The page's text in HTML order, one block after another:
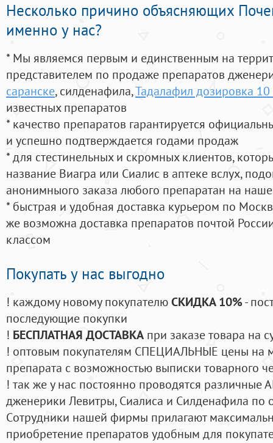
Несколько причино объясняющих
именно у нас?
* Мы являемся первым и единственным на
представителем по продаже препаратов
саранске, силденафила,Тадалафил дозировка 10
известных препаратов
* качество препаратов гарантируется
и успешно подтверждается годами продаж
* для стестинельных и скромных клиентов,
название Виагра или Сиалис в аптеке вслух,
анонимныого заказа любого препаратан на
* быстрая и удобная доставка курьером по
же возможна доставка препаратов почтой
классом
Покупать у нас выгодно
! каждому новому покупателюСКИДКА 10%-
последующие покупки
! БЕСПЛАТНАЯ ДОСТАВКА при заказе товара на
! оптовым покупателям СПЕЦИАЛЬНЫЕ цены на
препарата с возможностью выписки товарного
! так же у нас постоянно проводятся
дженерики Левитры, Сиалиса и Силденафила по
Cотрудники нашей фирмы прилагают
приобретение препаратов удобным для